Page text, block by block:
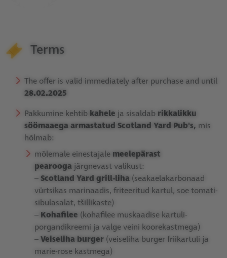
Terms
The offer is valid immediately after purchase and until
28.02.2025
Pakkumine kehtib kahele ja sisaldab rikkalikku
söömaaega armastatud Scotland Yard Pub's, mis
hõlmab:
mõlemale einestajale meelepärast
pearooga järgnevast valikust:
–Scotland Yard grill-liha (seakaelakarbonaad
vürtsikas marinaadis, friteeritud kartul, soe tomati-
sibulasalat, tšillikaste)
– Kohafilee (kohafilee muskaadise kartuli-
porgandikreemi ja valge veini koorekastmega)
–Veiseliha burger (veiseliha burger friikartuli ja
marie-rose kastmega)